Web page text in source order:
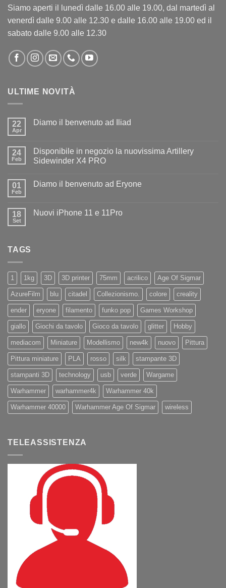
Siamo aperti il lunedì dalle 16.00 alle 19.00, dal martedì al
venerdì dalle 9.00 alle 12.30 e dalle 16.00 alle 19.00 ed il
sabato dalle 9.00 alle 12.30
ULTIME NOVITÀ
22
Apr
Diamo il benvenuto ad Iliad
Diamo
il
benvenuto
24
Feb
Disponibile in negozio la nuovissima Artillery
Sidewinder X4 PRO
su
la
nuovissima
01
Feb
Diamo il benvenuto ad Eryone
Diamo
18
Set
Nuovi iPhone 11 e 11Pro
TAGS
1 1kg 3D 3D printer 75mm acrilico Age Of Sigmar
AzureFilm blu citadel Collezionismo. colore creality
ender eryone filamento funko pop Games Workshop
giallo Giochi da tavolo Gioco da tavolo glitter Hobby
mediacom Miniature Modellismo new4k nuovo Pittura
Pittura miniature PLA rosso silk stampante 3D
stampanti 3D technology usb verde Wargame
Warhammer warhammer4k Warhammer 40k
Warhammer 40000 Warhammer Age Of Sigmar wireless
TELEASSISTENZA